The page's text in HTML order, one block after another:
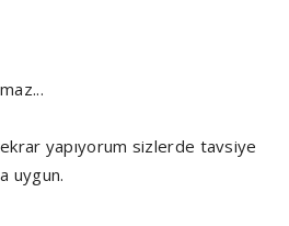
yapıyorum sizlerde tavsiye
uygun.